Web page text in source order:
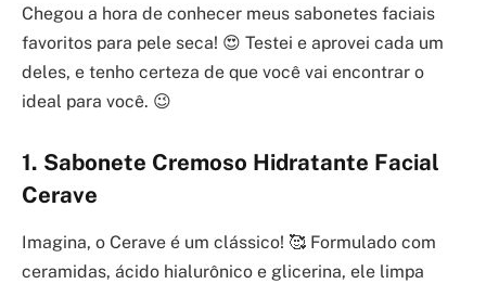
Chegou a hora de conhecer meus sabonetes faciais
favoritos para pele seca! 😍 Testei e aprovei cada um
deles, e tenho certeza de que você vai encontrar o
ideal para você. 😉
1. Sabonete Cremoso Hidratante Facial
Cerave
Imagina, o Cerave é um clássico! 🥰 Formulado com
ceramidas, ácido hialurônico e glicerina, ele limpa